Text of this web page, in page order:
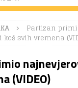
Partizan
svih vremena
(VIDEO)